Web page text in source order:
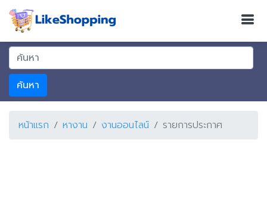
ค้นหา
หน้าแรก หางาน งานออนไลน์ รายการประกาศ